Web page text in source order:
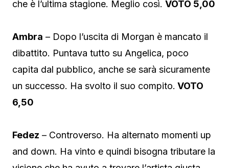
che è l’ultima stagione. Meglio così. VOTO 5,00
Ambra – Dopo l’uscita di Morgan è mancato il
dibattito. Puntava tutto su Angelica, poco
capita dal pubblico, anche se sarà sicuramente
un successo. Ha svolto il suo compito. VOTO
6,50
Fedez – Controverso. Ha alternato momenti up
and down. Ha vinto e quindi bisogna tributare la